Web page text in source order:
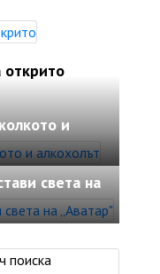
открито
и
света на